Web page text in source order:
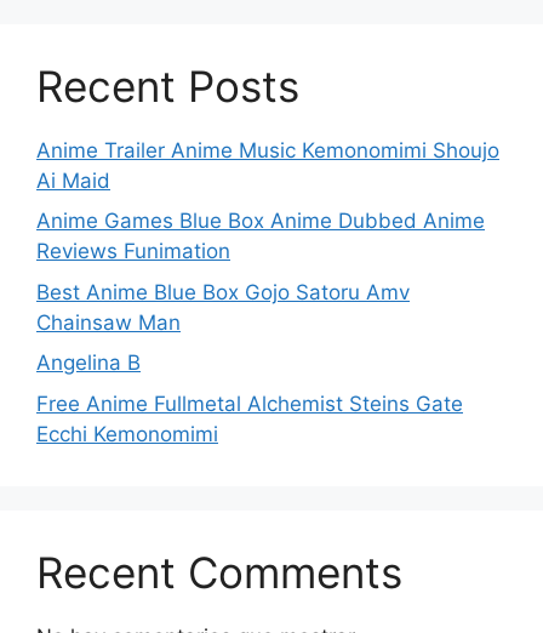
Recent Posts
Anime Trailer Anime Music Kemonomimi Shoujo
Ai Maid
Anime Games Blue Box Anime Dubbed Anime
Reviews Funimation
Best Anime Blue Box Gojo Satoru Amv
Chainsaw Man
Angelina B
Free Anime Fullmetal Alchemist Steins Gate
Ecchi Kemonomimi
Recent Comments